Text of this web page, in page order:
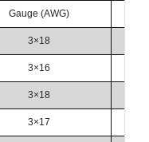
Gauge (AWG)
3×18
3×16
3×18
3×17